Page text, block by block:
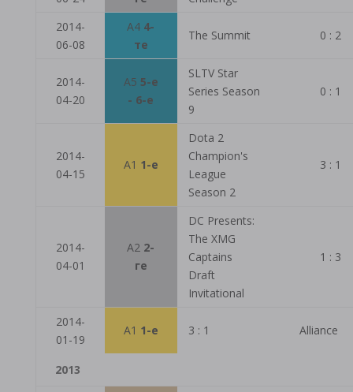
2014-
06-08
A4 4-
те
The Summit 0 : 2
2014-
04-20
A5 5-е
- 6-е
SLTV Star
Series Season
9
0 : 1
2014-
04-15
A1 1-е
Dota 2
Champion's
League
Season 2
3 : 1
2014-
04-01
A2 2-
ге
DC Presents:
The XMG
Captains
Draft
Invitational
1 : 3
2014-
01-19
A1 1-е 3 : 1 Alliance
2013